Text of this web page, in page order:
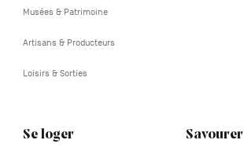
Musées & Patrimoine
Artisans & Producteurs
Loisirs & Sorties
Se loger Savourer